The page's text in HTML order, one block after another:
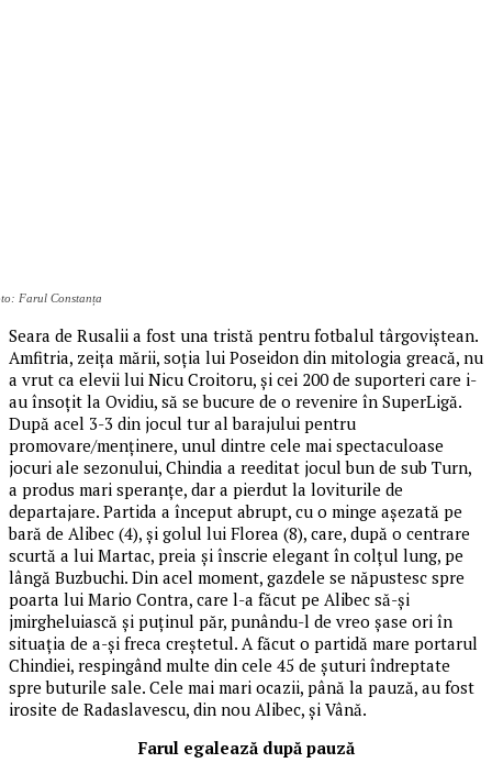
Farul Constanța
Seara de Rusalii a fost una tristă pentru fotbalul târgoviștean.
Amfitria, zeița mării, soția lui Poseidon din mitologia greacă, nu
a vrut ca elevii lui Nicu Croitoru, și cei 200 de suporteri care i-
au însoțit la Ovidiu, să se bucure de o revenire în SuperLigă.
După acel 3-3 din jocul tur al barajului pentru
promovare/menținere, unul dintre cele mai spectaculoase
jocuri ale sezonului, Chindia a reeditat jocul bun de sub Turn,
a produs mari speranțe, dar a pierdut la loviturile de
departajare. Partida a început abrupt, cu o minge așezată pe
bară de Alibec (4), și golul lui Florea (8), care, după o centrare
scurtă a lui Martac, preia și înscrie elegant în colțul lung, pe
lângă Buzbuchi. Din acel moment, gazdele se năpustesc spre
poarta lui Mario Contra, care l-a făcut pe Alibec să-și
jmirgheluiască și puținul păr, punându-l de vreo șase ori în
situația de a-și freca creștetul. A făcut o partidă mare portarul
Chindiei, respingând multe din cele 45 de șuturi îndreptate
spre buturile sale. Cele mai mari ocazii, până la pauză, au fost
irosite de Radaslavescu, din nou Alibec, și Vână.
Farul egalează după pauză